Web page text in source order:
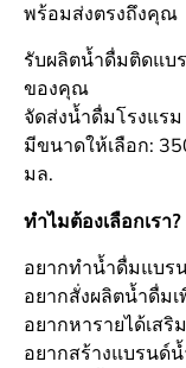
พร้อมส่งตรงถึงคุณ
รับผลิตน้ำดื่มติดแบ
ของคุณ
จัดส่งน้ำดื่มโรงแร
มีขนาดให้เลือก:
มล.
ทำไมต้องเลือกเรา?
อยากทำน้ำดื่มแบร
อยากสั่งผลิตน้ำดื่ม
อยากหารายได้เส
อยากสร้างแบรนด์